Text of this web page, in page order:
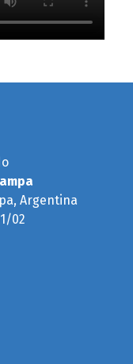
Argentina
02